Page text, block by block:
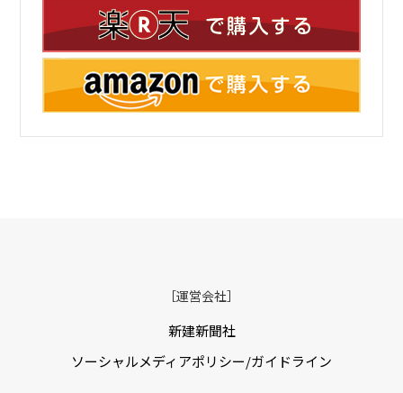
［運営会社］
新建新聞社
ソーシャルメディアポリシー/ガイドライン